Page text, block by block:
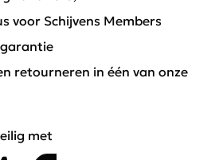
voor Schijvens Members
retourneren in één van onze
met